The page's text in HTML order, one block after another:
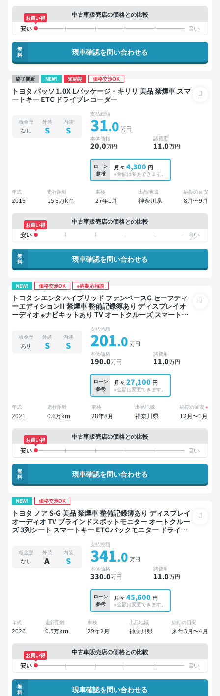
中古車販売店の価格との比較
お買い得
無
料
現車確認を問い合わせる
終了間近 NEW! 短納期 価格交渉OK
トヨタ パッソ 1.0X Lパッケージ・キリリ 美品 禁煙車 スマ
ートキー ETC ドライブレコーダー
板金歴
なし
外装
S
内装
S
支払総額
31.0 万円
本体価格
20.0万円
諸費用
11.0万円
ローン
参考
月々 4,300 円
※金額は変更できます。
年式
2016
走行距離
15.6万km
車検
27年1月
出品地域
神奈川県
納期の目安
8月〜9月
中古車販売店の価格との比較
お買い得
無
料
現車確認を問い合わせる
NEW! 価格交渉OK ※納期応相談
トヨタ シエンタ ハイブリッド ファンベースG セーフティ
ーエディションII 禁煙車 整備記録簿あり ディスプレイオ
ーディオ ※ナビキットあり TV オートクルーズ スマートキ
板金歴
あり
外装
S
内装
S
支払総額
201.0 万円
本体価格
190.0万円
諸費用
11.0万円
ローン
参考
月々 27,100 円
※金額は変更できます。
年式
2021
走行距離
0.6万km
車検
28年8月
出品地域
神奈川県
納期の目安 ※
12月〜1月
中古車販売店の価格との比較
お買い得
無
料
現車確認を問い合わせる
NEW! 価格交渉OK
トヨタ ノア S-G 美品 禁煙車 整備記録簿あり ディスプレイ
オーディオ TV ブラインドスポットモニター オートクルー
ズ 3列シート スマートキー ETC バックモニター ドライブ
板金歴
なし
外装
A
内装
S
支払総額
341.0 万円
本体価格
330.0万円
諸費用
11.0万円
ローン
参考
月々 45,600 円
※金額は変更できます。
年式
2026
走行距離
0.5万km
車検
29年2月
出品地域
神奈川県
納期の目安
来年3月〜4月
中古車販売店の価格との比較
お買い得
無
料
現車確認を問い合わせる